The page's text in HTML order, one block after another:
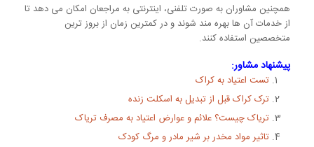
همچنین مشاوران به صورت تلفنی، اینترنتی به مراجعان امکان می دهد تا
از خدمات آن ها بهره مند شوند و در کمترین زمان از بروز ترین
متخصصین استفاده کنند.
پیشنهاد مشاور:
تست اعتیاد به کراک
ترک کراک قبل از تبدیل به اسکلت زنده
تریاک چیست؟ علائم و عوارض اعتیاد به مصرف تریاک
تاثیر مواد مخدر بر شیر مادر و مرگ کودک